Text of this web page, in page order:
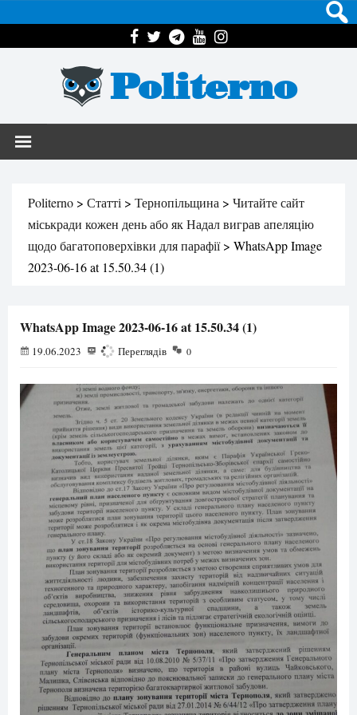
Politerno
Politerno > Статті > Тернопільщина > Читайте сайт
міськради кожен день або як Надал виграв апеляцію
щодо багатоповерхівки для парафії> WhatsApp Image
2023-06-16 at 15.50.34 (1)
WhatsApp Image 2023-06-16 at 15.50.34 (1)
19.06.2023 113 Переглядів 0